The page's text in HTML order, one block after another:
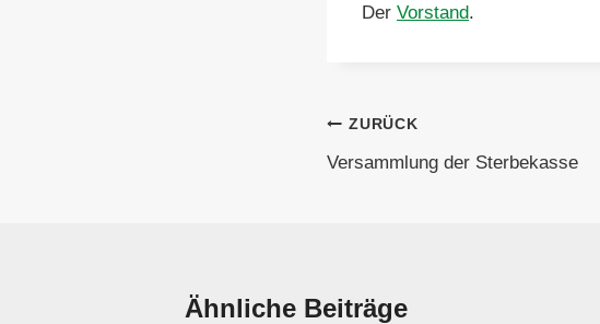
Der Vorstand.
Beitragsnavigation
ZURÜCK
Versammlung der Sterbekasse
Ähnliche Beiträge